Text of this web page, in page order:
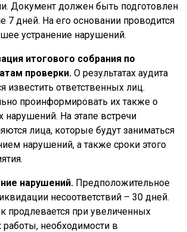
Документ должен быть подготовлен
7 дней. На его основании проводится
устранение нарушений.
итогового собрания по
проверки.О результатах аудита
известить ответственных лиц.
проинформировать их также о
нарушений. На этапе встречи
лица, которые будут заниматься
нарушений, а также сроки этого
нарушений. Предположительное
несоответствий – 30 дней.
продлевается при увеличенных
работы, необходимости в